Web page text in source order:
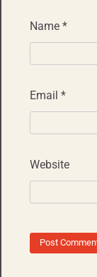
Name *
Email *
Website